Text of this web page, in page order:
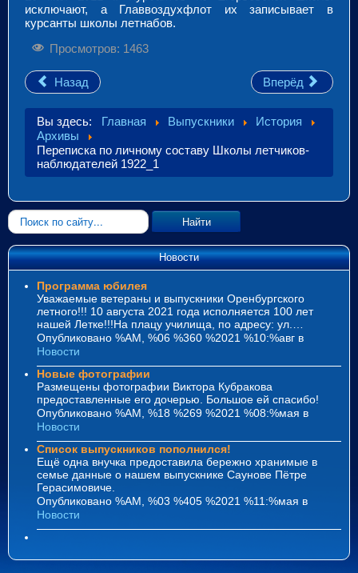
исключают, а Главвоздухфлот их записывает в
курсанты школы летнабов.
Просмотров: 1463
Назад Вперёд
Вы здесь: Главная Выпускники
История
Архивы
Переписка по личному составу Школы летчиков-
наблюдателей 1922_1
Искать... Найти
Новости
Программа юбилея
Уважаемые ветераны и выпускники Оренбургского
летного!!! 10 августа 2021 года исполняется 100 лет
нашей Летке!!!На плацу училища, по адресу: ул.…
Опубликовано %AM, %06 %360 %2021 %10:%авг в
Новости
Новые фотографии
Размещены фотографии Виктора Кубракова
предоставленные его дочерью. Большое ей спасибо!
Опубликовано %AM, %18 %269 %2021 %08:%мая в
Новости
Список выпускников пополнился!
Ещё одна внучка предоставила бережно хранимые в
семье данные о нашем выпускнике Саунове Пётре
Герасимовиче.
Опубликовано %AM, %03 %405 %2021 %11:%мая в
Новости